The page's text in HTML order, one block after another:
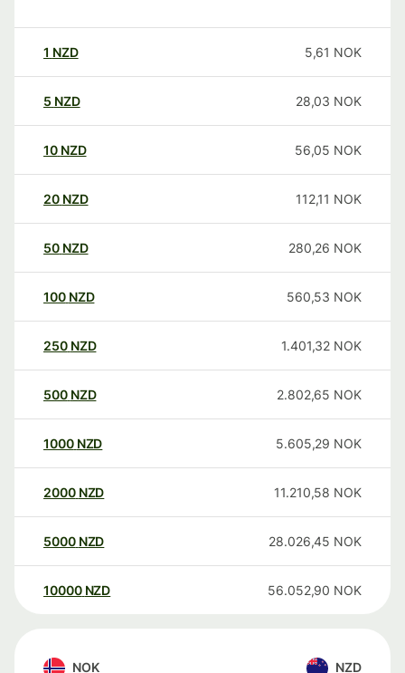
1 NZD 5,61 NOK
5 NZD 28,03 NOK
10 NZD 56,05 NOK
20 NZD 112,11 NOK
50 NZD 280,26 NOK
100 NZD 560,53 NOK
250 NZD 1.401,32 NOK
500 NZD 2.802,65 NOK
1000 NZD 5.605,29 NOK
2000 NZD 11.210,58 NOK
5000 NZD 28.026,45 NOK
10000 NZD 56.052,90 NOK
NOK NZD